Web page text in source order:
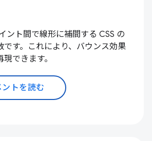
ント間で線形に補間する CSS の
です。これにより、バウンス効果
できます。
ントを読む